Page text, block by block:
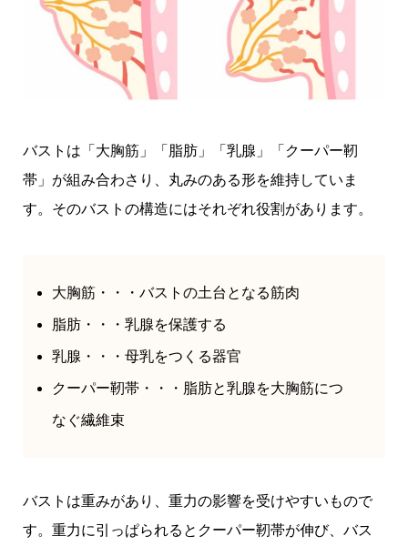
バストは「大胸筋」「脂肪」「乳腺」「クーパー靭
帯」が組み合わさり、丸みのある形を維持していま
す。そのバストの構造にはそれぞれ役割があります。
大胸筋・・・バストの土台となる筋肉
脂肪・・・乳腺を保護する
乳腺・・・母乳をつくる器官
クーパー靭帯・・・脂肪と乳腺を大胸筋につ
なぐ繊維束
バストは重みがあり、重力の影響を受けやすいもので
す。重力に引っぱられるとクーパー靭帯が伸び、バス